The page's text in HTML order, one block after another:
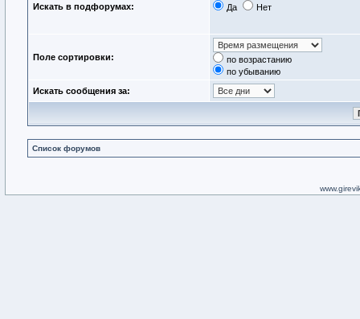
Искать в подфорумах: Да Нет
Поле сортировки:
по возрастанию
по убыванию
Искать сообщения за:
Список форумов